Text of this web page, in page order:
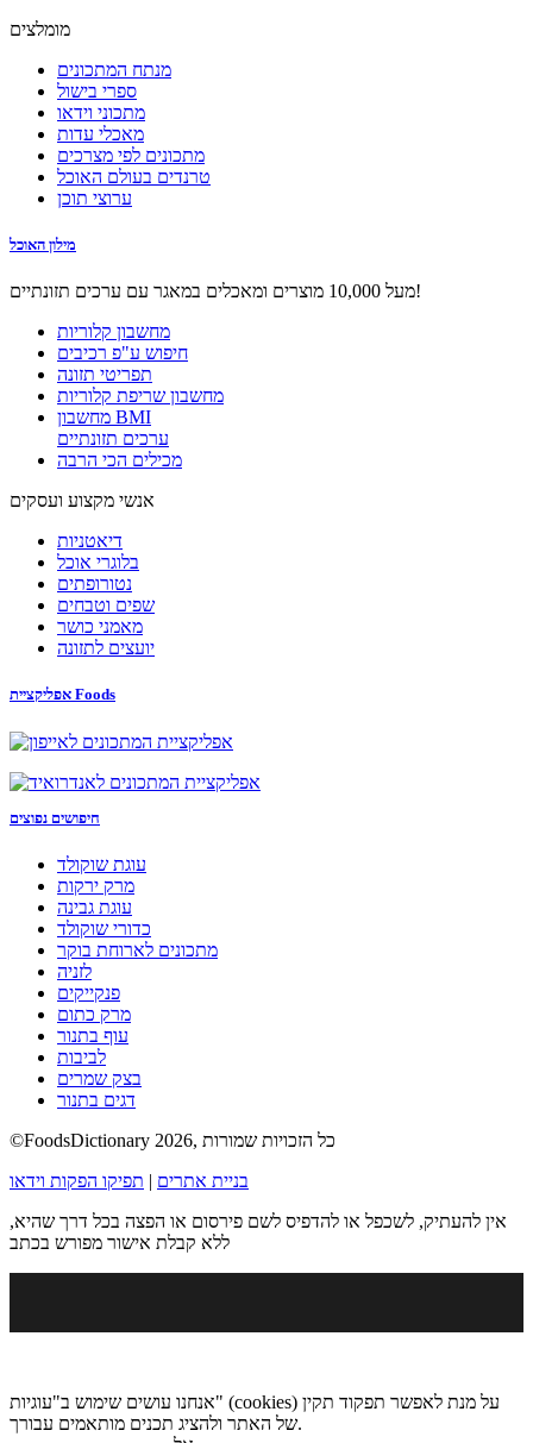
מומלצים
מנתח המתכונים
ספרי בישול
מתכוני וידאו
מאכלי עדות
מתכונים לפי מצרכים
טרנדים בעולם האוכל
ערוצי תוכן
מילון האוכל
מעל 10,000 מוצרים ומאכלים במאגר עם ערכים תזונתיים!
מחשבון קלוריות
חיפוש ע"פ רכיבים
תפריטי תזונה
מחשבון שריפת קלוריות
מחשבון BMI
ערכים תזונתיים
מכילים הכי הרבה
אנשי מקצוע ועסקים
דיאטניות
בלוגרי אוכל
נטורופתים
שפים וטבחים
מאמני כושר
יועצים לתזונה
אפליקציית Foods
חיפושים נפוצים
עוגת שוקולד
מרק ירקות
עוגת גבינה
כדורי שוקולד
מתכונים לארוחת בוקר
לזניה
פנקייקים
מרק כתום
עוף בתנור
לביבות
בצק שמרים
דגים בתנור
©FoodsDictionary 2026, כל הזכויות שמורות
בניית אתרים | תפיקו הפקות וידאו
אין להעתיק, לשכפל או להדפיס לשם פירסום או הפצה בכל דרך שהיא,
ללא קבלת אישור מפורש בכתב
אנחנו עושים שימוש ב"עוגיות" (cookies) על מנת לאפשר תפקוד תקין
של האתר ולהציג תכנים מותאמים עבורך.